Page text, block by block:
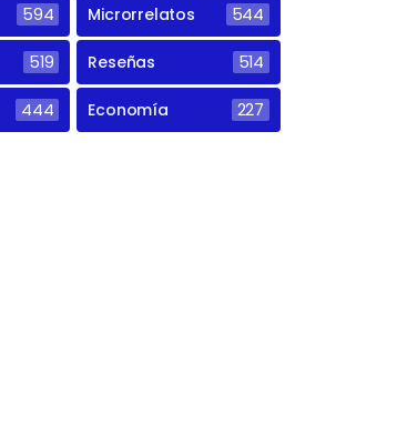
594 Microrrelatos 544
519 Reseñas 514
444 Economía 227